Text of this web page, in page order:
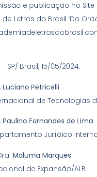
e publicação no Site
Letras do Brasil ‘Da
SP/ Brasil, 15/05/2024.
Luciano Petricelli
de Tecnologias
Paulino Fernandes de Lima
Jurídico
Maluma Marques
de Expansão/ALB